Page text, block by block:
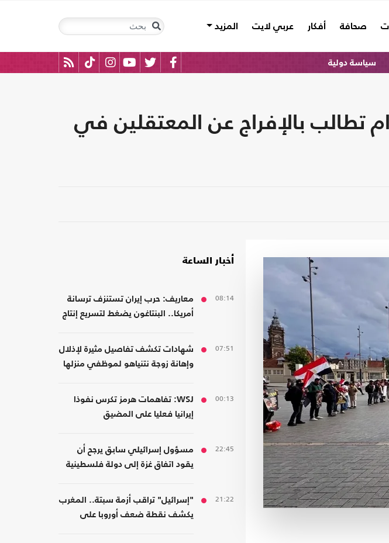
صحافة أفكار عربي لايت المزيد
سياسة دولية
بالإفراج عن المعتقلين في
أخبار الساعة
08:14
معاريف: حرب إيران تستنزف ترسانة
أمريكا.. البنتاغون يضغط لتسريع إنتاج
07:51
شهادات تكشف تفاصيل مثيرة لإذلال
وإهانة زوجة نتنياهو لموظفي منزلها
00:13
WSJ: تفاهمات هرمز تكرس نفوذا
إيرانيا فعليا على المضيق
22:45
مسؤول إسرائيلي سابق يرجح أن
يقود اتفاق غزة إلى دولة فلسطينية
21:22
"إسرائيل" تراقب أزمة سبتة.. المغرب
يكشف نقطة ضعف أوروبا على